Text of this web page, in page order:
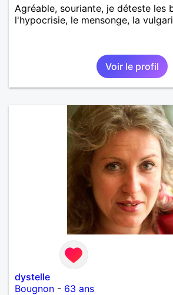
Agréable, souriante, je déteste les
l'hypocrisie, le mensonge, la
Voir le profil
dystelle
Bougnon - 63 ans